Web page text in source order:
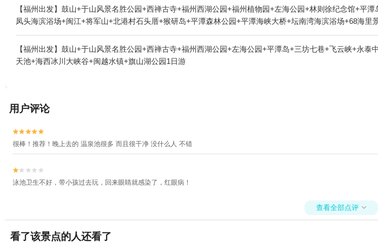
【福州出发】鼓山+于山风景名胜公园+西禅古寺+福州西湖公园+福州植物园+左海公园+林则徐纪念馆+平
凤头海滨浴场+闽江+将军山+北港村石头厝+猴研岛+平潭森林公园+平潭海峡大桥+坛南湾海滨浴场+68海里
【福州出发】鼓山+于山风景名胜公园+西禅古寺+福州西湖公园+左海公园+平潭岛+三坊七巷+飞云峡+永
天池+海西冰川大峡谷+闽越水镇+旗山湖公园1日游
用户评论


很棒！推荐！晚上去的 温泉池很多 而且很干净 没什么人 不错


泳池卫生不好，带小孩过去玩，回来眼睛就感染了，红眼病！
查看全部点评 
看了该景点的人还看了